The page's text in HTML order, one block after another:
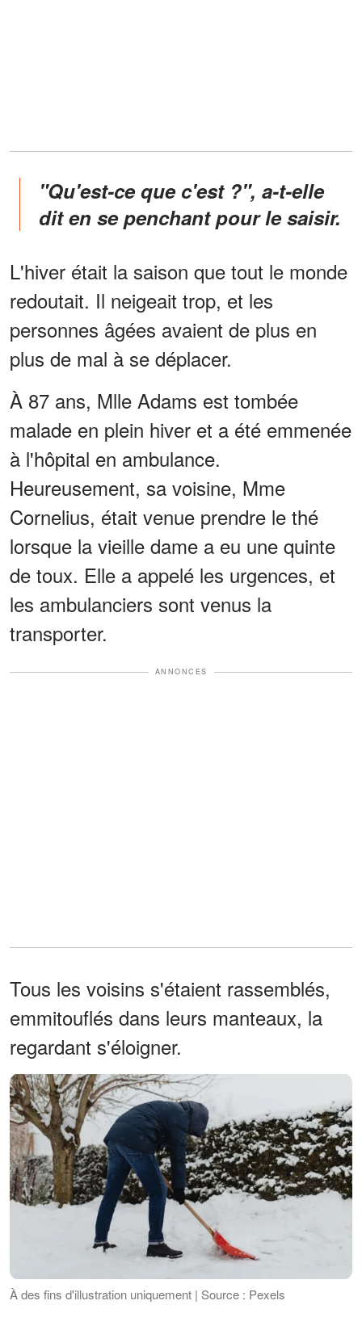
"Qu'est-ce que c'est ?", a-t-elle
dit en se penchant pour le saisir.
L'hiver était la saison que tout le monde
redoutait. Il neigeait trop, et les
personnes âgées avaient de plus en
plus de mal à se déplacer.
À 87 ans, Mlle Adams est tombée
malade en plein hiver et a été emmenée
à l'hôpital en ambulance.
Heureusement, sa voisine, Mme
Cornelius, était venue prendre le thé
lorsque la vieille dame a eu une quinte
de toux. Elle a appelé les urgences, et
les ambulanciers sont venus la
transporter.
ANNONCES
Tous les voisins s'étaient rassemblés,
emmitouflés dans leurs manteaux, la
regardant s'éloigner.
À des fins d'illustration uniquement | Source : Pexels